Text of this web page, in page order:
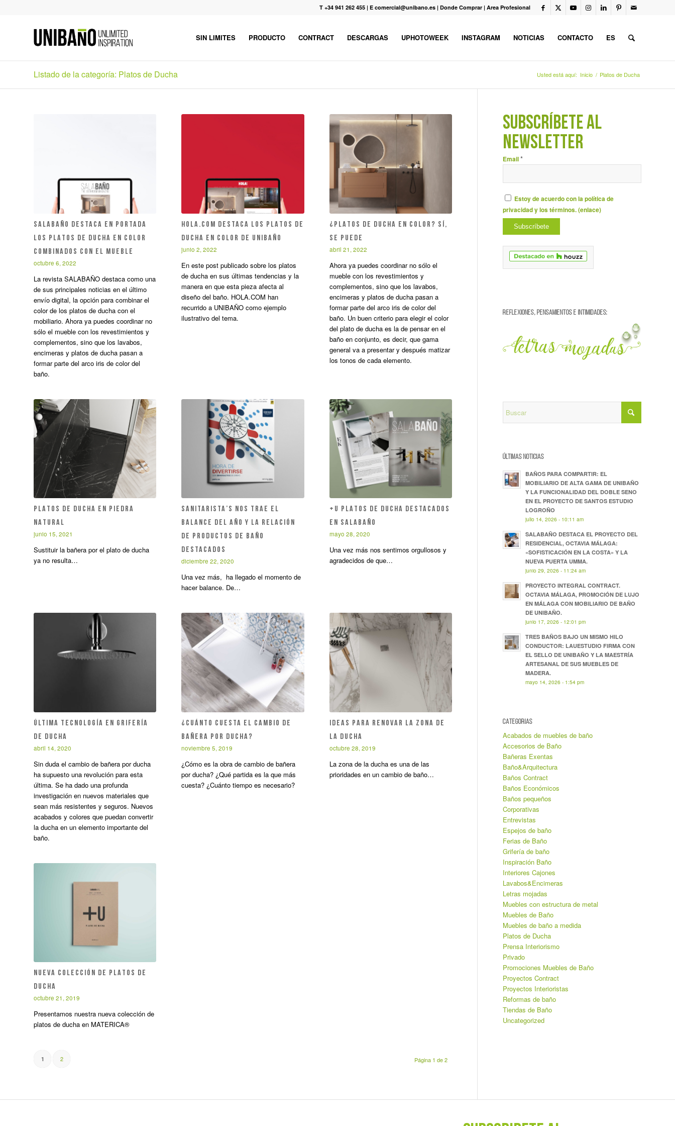
T +34 941 262 455 | E comercial@unibano.es | Donde Comprar | Area Profesional
SIN LIMITES PRODUCTO CONTRACT DESCARGAS UPHOTOWEEK INSTAGRAM NOTICIAS CONTACTO ES
Listado de la categoría: Platos de Ducha Usted está aquí: Inicio / Platos de Ducha
SALABAÑO DESTACA EN PORTADA
LOS PLATOS DE DUCHA EN COLOR
COMBINADOS CON EL MUEBLE
octubre 6, 2022
La revista SALABAÑO destaca como una
de sus principales noticias en el último
envío digital, la opción para combinar el
color de los platos de ducha con el
mobiliario. Ahora ya puedes coordinar no
sólo el mueble con los revestimientos y
complementos, sino que los lavabos,
encimeras y platos de ducha pasan a
formar parte del arco iris de color del
baño.
HOLA.COM DESTACA LOS PLATOS DE
DUCHA EN COLOR DE UNIBAÑO
junio 2, 2022
En este post publicado sobre los platos
de ducha en sus últimas tendencias y la
manera en que esta pieza afecta al
diseño del baño. HOLA.COM han
recurrido a UNIBAÑO como ejemplo
ilustrativo del tema.
¿PLATOS DE DUCHA EN COLOR? SÍ,
SE PUEDE
abril 21, 2022
Ahora ya puedes coordinar no sólo el
mueble con los revestimientos y
complementos, sino que los lavabos,
encimeras y platos de ducha pasan a
formar parte del arco iris de color del
baño. Un buen criterio para elegir el color
del plato de ducha es la de pensar en el
baño en conjunto, es decir, que gama
general va a presentar y después matizar
los tonos de cada elemento.
PLATOS DE DUCHA EN PIEDRA
NATURAL
junio 15, 2021
Sustituir la bañera por el plato de ducha
ya no resulta…
SANITARISTA’S nos trae el
balance del año y la relación
de productos de baño
destacados
diciembre 22, 2020
Una vez más, ha llegado el momento de
hacer balance. De…
+U PLATOS DE DUCHA DESTACADOS
EN SALABAÑO
mayo 28, 2020
Una vez más nos sentimos orgullosos y
agradecidos de que…
ÚLTIMA TECNOLOGÍA EN GRIFERÍA
DE DUCHA
abril 14, 2020
Sin duda el cambio de bañera por ducha
ha supuesto una revolución para esta
última. Se ha dado una profunda
investigación en nuevos materiales que
sean más resistentes y seguros. Nuevos
acabados y colores que puedan convertir
la ducha en un elemento importante del
baño.
¿Cuánto cuesta el cambio de
bañera por ducha?
noviembre 5, 2019
¿Cómo es la obra de cambio de bañera
por ducha? ¿Qué partida es la que más
cuesta? ¿Cuánto tiempo es necesario?
Ideas para renovar la zona de
la ducha
octubre 28, 2019
La zona de la ducha es una de las
prioridades en un cambio de baño…
NUEVA COLECCIÓN DE PLATOS DE
DUCHA
octubre 21, 2019
Presentamos nuestra nueva colección de
platos de ducha en MATERICA®
Página 1 de 2
1 2
SUBSCRÍBETE AL
NEWSLETTER
Email*
Estoy de acuerdo con la política de
privacidad y los términos. (enlace)
REFLEXIONES, PENSAMIENTOS E INTIMIDADES:
ÚLTIMAS NOTICIAS
BAÑOS PARA COMPARTIR: EL
MOBILIARIO DE ALTA GAMA DE UNIBAÑO
Y LA FUNCIONALIDAD DEL DOBLE SENO
EN EL PROYECTO DE SANTOS ESTUDIO
LOGROÑO
julio 14, 2026 - 10:11 am
SALABAÑO DESTACA EL PROYECTO DEL
RESIDENCIAL, OCTAVIA MÁLAGA:
«SOFISTICACIÓN EN LA COSTA» Y LA
NUEVA PUERTA UMMA.
junio 29, 2026 - 11:24 am
PROYECTO INTEGRAL CONTRACT.
OCTAVIA MÁLAGA, PROMOCIÓN DE LUJO
EN MÁLAGA CON MOBILIARIO DE BAÑO
DE UNIBAÑO.
junio 17, 2026 - 12:01 pm
TRES BAÑOS BAJO UN MISMO HILO
CONDUCTOR: LAUESTUDIO FIRMA CON
EL SELLO DE UNIBAÑO Y LA MAESTRÍA
ARTESANAL DE SUS MUEBLES DE
MADERA.
mayo 14, 2026 - 1:54 pm
CATEGORIAS
Acabados de muebles de baño
Accesorios de Baño
Bañeras Exentas
Baño&Arquitectura
Baños Contract
Baños Económicos
Baños pequeños
Corporativas
Entrevistas
Espejos de baño
Ferias de Baño
Grifería de baño
Inspiración Baño
Interiores Cajones
Lavabos&Encimeras
Letras mojadas
Muebles con estructura de metal
Muebles de Baño
Muebles de baño a medida
Platos de Ducha
Prensa Interiorismo
Privado
Promociones Muebles de Baño
Proyectos Contract
Proyectos Interioristas
Reformas de baño
Tiendas de Baño
Uncategorized